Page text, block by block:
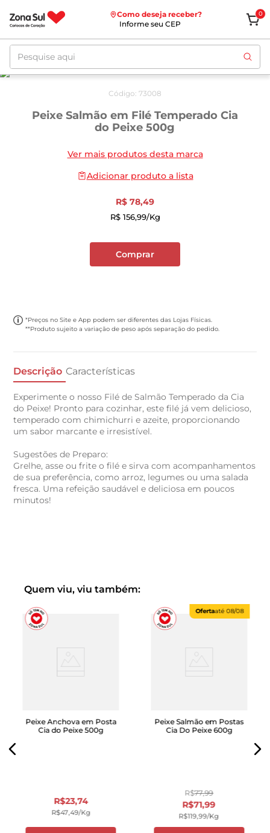
Como deseja receber?
Informe seu CEP
0
Pesquise aqui
Código: 73008
Peixe Salmão em Filé Temperado Cia
do Peixe 500g
Ver mais produtos desta marca
Adicionar produto a lista
R$ 78,49
R$ 156,99/kg
Comprar
*Preços no Site e App podem ser diferentes das Lojas Físicas.
**Produto sujeito a variação de peso após separação do pedido.
Descrição Características
Experimente o nosso Filé de Salmão Temperado da Cia
do Peixe! Pronto para cozinhar, este filé já vem delicioso,
temperado com chimichurri e azeite, proporcionando
um sabor marcante e irresistível.
Sugestões de Preparo:
Grelhe, asse ou frite o filé e sirva com acompanhamentos
de sua preferência, como arroz, legumes ou uma salada
fresca. Uma refeição saudável e deliciosa em poucos
minutos!
Quem viu, viu também:
Peixe Anchova em Posta
Cia do Peixe 500g
R$23,74
R$47,49/kg
Ofertaaté08/08
Peixe Salmão em Postas
Cia Do Peixe 600g
R$77,99
R$71,99
R$119,99/kg